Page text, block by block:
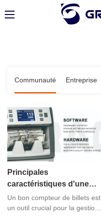
Communauté Entreprise
Principales
caractéristiques d'une
bonne compteur de billets
pour une gestion de
Un bon compteur de billets est
un outil crucial pour la gestion